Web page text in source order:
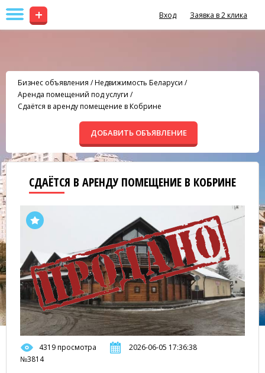
+ Вход Заявка в 2 клика
Бизнес объявления /Недвижимость Беларуси /
Аренда помещений под услуги /
Сдаётся в аренду помещение в Кобрине
ДОБАВИТЬ ОБЪЯВЛЕНИЕ
СДАЁТСЯ В АРЕНДУ ПОМЕЩЕНИЕ В КОБРИНЕ
4319 просмотра
2026-06-05 17:36:38
№3814